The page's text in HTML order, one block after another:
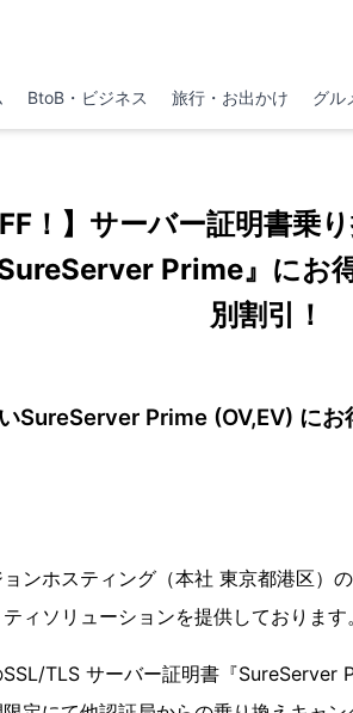
BtoB・ビジネス 旅行・お出かけ グル
！】サーバー証明書乗
Prime』に
別割引！
SureServer Prime (OV,EV) に
ンホスティング（本社 東京都港区）
ィソリューションを提供しております。
TLS サーバー証明書『SureServer